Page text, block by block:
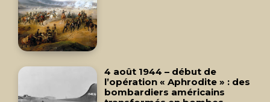
4 août 1944 – début de
l’opération « Aphrodite » : des
bombardiers américains